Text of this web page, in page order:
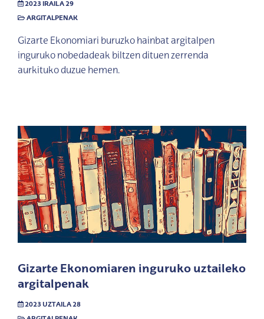
2023 IRAILA 29
ARGITALPENAK
Gizarte Ekonomiari buruzko hainbat argitalpen
inguruko nobedadeak biltzen dituen zerrenda
aurkituko duzue hemen.
Gizarte Ekonomiaren inguruko uztaileko
argitalpenak
2023 UZTAILA 28